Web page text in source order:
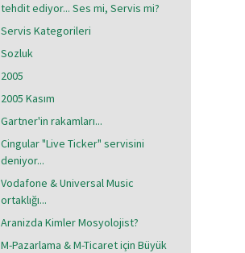
tehdit ediyor... Ses mi, Servis mi?
Servis Kategorileri
Sozluk
2005
2005 Kasım
Gartner'in rakamları...
Cingular "Live Ticker" servisini
deniyor...
Vodafone & Universal Music
ortaklığı...
Aranizda Kimler Mosyolojist?
M-Pazarlama & M-Ticaret için Büyük